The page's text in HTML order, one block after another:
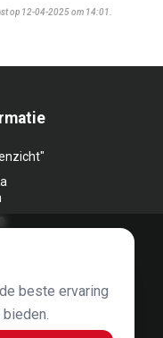
op 12-04-2025 om 14:01.
beste ervaring